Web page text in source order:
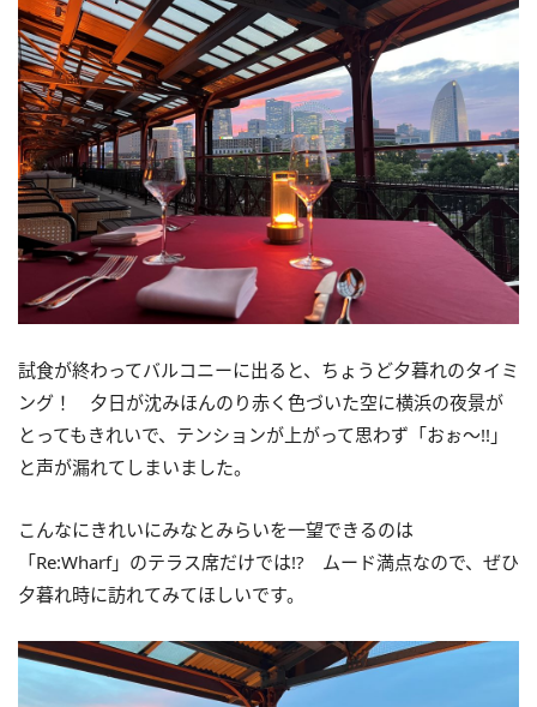
試食が終わってバルコニーに出ると、ちょうど夕暮れのタイミ
ング！ 夕日が沈みほんのり赤く色づいた空に横浜の夜景が
とってもきれいで、テンションが上がって思わず「おぉ～!!」
と声が漏れてしまいました。
こんなにきれいにみなとみらいを一望できるのは
「Re:Wharf」のテラス席だけでは!? ムード満点なので、ぜひ
夕暮れ時に訪れてみてほしいです。